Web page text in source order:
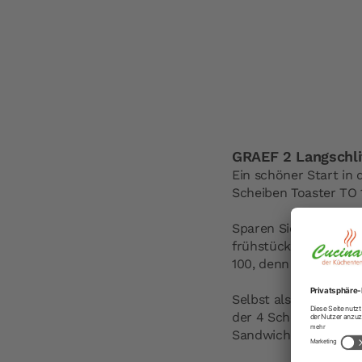
GRAEF 2
Ein schöner Start in
Scheiben Toaster
Sparen Sie morgens
frühstücken. Sind
100, denn mit dem
Selbst als
der 4 Scheiben
Sandwiches